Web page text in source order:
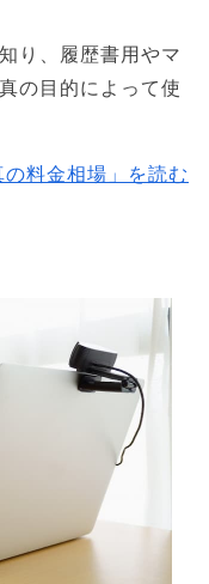
り、履歴書用やマ
の目的によって使
の料金相場」を読む